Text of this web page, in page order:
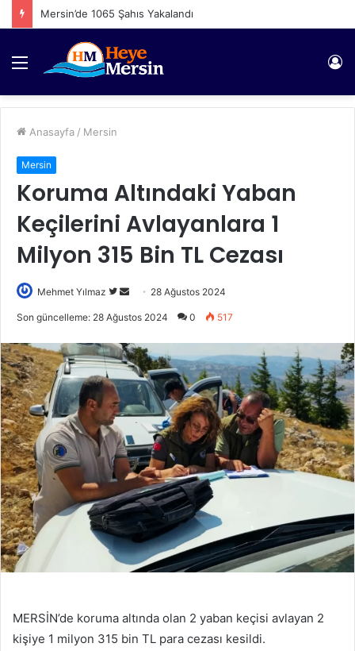
Mersin’de 1065 Şahıs Yakalandı
Menü
Anasayfa / Mersin
Mersin
Koruma Altındaki Yaban
Keçilerini Avlayanlara 1
Milyon 315 Bin TL Cezası
Mehmet Yılmaz
Twitter'da
Bir
göndermek
28 Ağustos 2024
Son güncelleme: 28 Ağustos 2024 0 517
MERSİN’de koruma altında olan 2 yaban keçisi avlayan 2
kişiye 1 milyon 315 bin TL para cezası kesildi.